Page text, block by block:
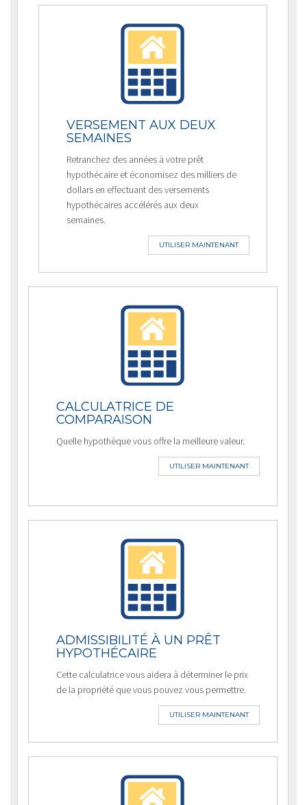
VERSEMENT AUX DEUX
SEMAINES
Retranchez des années à votre prêt
hypothécaire et économisez des milliers de
dollars en effectuant des versements
hypothécaires accélérés aux deux
semaines.
UTILISER MAINTENANT
CALCULATRICE DE
COMPARAISON
Quelle hypothèque vous offre la meilleure valeur.
UTILISER MAINTENANT
ADMISSIBILITÉ À UN PRÊT
HYPOTHÉCAIRE
Cette calculatrice vous aidera à déterminer le prix
de la propriété que vous pouvez vous permettre.
UTILISER MAINTENANT